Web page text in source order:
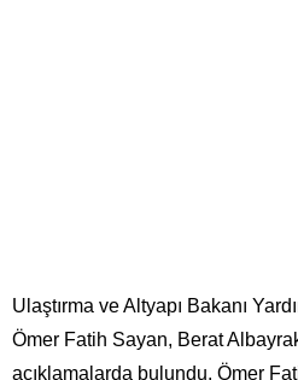
Ulaştırma ve Altyapı Bakanı
Ömer Fatih Sayan, Berat
açıklamalarda bulundu. Ömer